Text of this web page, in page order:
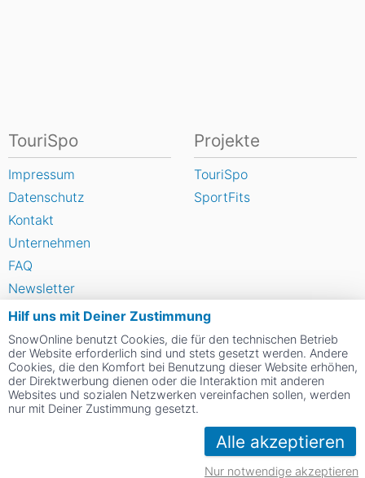
Hilf uns mit Deiner Zustimmung
SnowOnline benutzt Cookies, die für den technischen Betrieb
der Website erforderlich sind und stets gesetzt werden. Andere
Cookies, die den Komfort bei Benutzung dieser Website erhöhen,
der Direktwerbung dienen oder die Interaktion mit anderen
Websites und sozialen Netzwerken vereinfachen sollen, werden
nur mit Deiner Zustimmung gesetzt.
Alle akzeptieren
Nur notwendige akzeptieren
TouriSpo
Impressum
Datenschutz
Kontakt
Unternehmen
FAQ
Newsletter
Widget
Umfragen
Skigebiet bewerten
Projekte
TouriSpo
SportFits
Social Web